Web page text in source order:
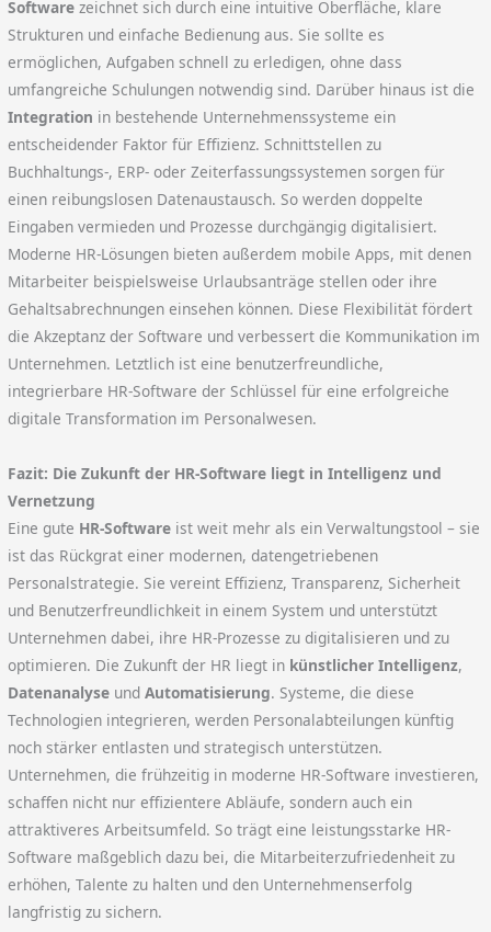
Software zeichnet sich durch eine intuitive Oberfläche, klare
Strukturen und einfache Bedienung aus. Sie sollte es
ermöglichen, Aufgaben schnell zu erledigen, ohne dass
umfangreiche Schulungen notwendig sind. Darüber hinaus ist die
Integration in bestehende Unternehmenssysteme ein
entscheidender Faktor für Effizienz. Schnittstellen zu
Buchhaltungs-, ERP- oder Zeiterfassungssystemen sorgen für
einen reibungslosen Datenaustausch. So werden doppelte
Eingaben vermieden und Prozesse durchgängig digitalisiert.
Moderne HR-Lösungen bieten außerdem mobile Apps, mit denen
Mitarbeiter beispielsweise Urlaubsanträge stellen oder ihre
Gehaltsabrechnungen einsehen können. Diese Flexibilität fördert
die Akzeptanz der Software und verbessert die Kommunikation im
Unternehmen. Letztlich ist eine benutzerfreundliche,
integrierbare HR-Software der Schlüssel für eine erfolgreiche
digitale Transformation im Personalwesen.
Fazit: Die Zukunft der HR-Software liegt in Intelligenz und
Vernetzung
Eine gute HR-Software ist weit mehr als ein Verwaltungstool – sie
ist das Rückgrat einer modernen, datengetriebenen
Personalstrategie. Sie vereint Effizienz, Transparenz, Sicherheit
und Benutzerfreundlichkeit in einem System und unterstützt
Unternehmen dabei, ihre HR-Prozesse zu digitalisieren und zu
optimieren. Die Zukunft der HR liegt in künstlicher Intelligenz,
Datenanalyse undAutomatisierung. Systeme, die diese
Technologien integrieren, werden Personalabteilungen künftig
noch stärker entlasten und strategisch unterstützen.
Unternehmen, die frühzeitig in moderne HR-Software investieren,
schaffen nicht nur effizientere Abläufe, sondern auch ein
attraktiveres Arbeitsumfeld. So trägt eine leistungsstarke HR-
Software maßgeblich dazu bei, die Mitarbeiterzufriedenheit zu
erhöhen, Talente zu halten und den Unternehmenserfolg
langfristig zu sichern.